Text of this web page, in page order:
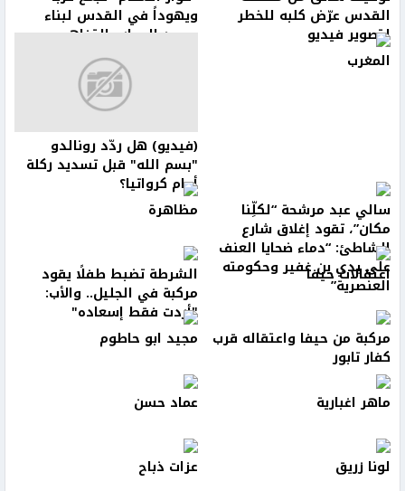
القدس عرّض كلبه للخطر
لتصوير فيديو
ويهوداً في القدس لبناء
جسور الحوار والتفاهم
المغرب
(فيديو) هل ردّد رونالدو
"بسم الله" قبل تسديد ركلة
أمام كرواتيا؟
سالي عبد مرشحة “لكلِّنا
مكان”، تقود إغلاق شارع
الشاطئ: “دماء ضحايا العنف
على يدي بن غفير وحكومته
العنصرية”
مظاهرة
اعتقالات حيفا الشرطة تضبط طفلًا يقود
مركبة في الجليل.. والأب:
"أردت فقط إسعاده"
مركبة من حيفا واعتقاله قرب
كفار تابور
مجيد ابو حاطوم
ماهر اغبارية عماد حسن
لونا زريق عزات ذباح